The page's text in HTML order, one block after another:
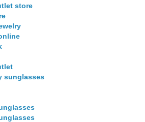
store
sunglasses